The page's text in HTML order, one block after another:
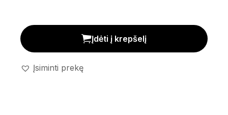
Dujinė kepsninė 'Hochleistungsgril' kiekis
Įdėti į krepšelį
Įsiminti prekę